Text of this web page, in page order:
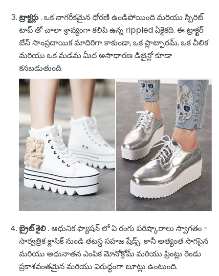
ట్రాక్టర్లు. ఒక నాగరీకమైన ధోరణి ఉండిపోయింది మరియు స్పిరిట్
టాప్ తో చాలా శ్రావ్యంగా కలిపి ఉన్న rippled ఏకైకది. ఈ ట్రాక్టర్
బేస్ సాంప్రదాయిక మాదిరిగా కాకుండా, ఒక ప్లాట్ఫారమ్, ఒక చీలిక
మరియు ఒక మడమ మీద అసాధారణ డిజైన్లో కూడా
కనబడుతుంది.
బ్రైట్ శైలి. ఆధునిక ఫ్యాషన్ లో ఏ రంగు పరిష్కారాలు స్వాగతం -
సార్వత్రిక క్లాసిక్ నుండి తటస్థ సహజ షేడ్స్. కానీ అత్యంత సొగసైన
మరియు అధునాతన ఎంపిక మోనోక్రోమ్ మరియు ప్రింట్లు రెండు
ప్రకాశవంతమైన మరియు విరుద్ధంగా బూట్లు ఉంటుంది.